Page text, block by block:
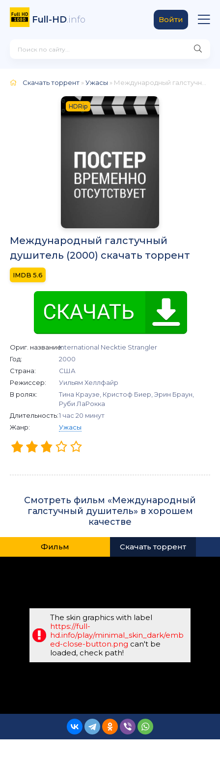
Full-HD.info Войти
Скачать торрент »Ужасы » Международный галстучный душитель
HDRip
Международный галстучный
душитель (2000) скачать торрент
5.6
Ориг. название:International Necktie Strangler
Год:
2000
Страна:
США
Режиссер:
Уильям Хеллфайр
В ролях:
Тина Краузе, Кристоф Биер, Эрин Браун,
Руби ЛаРокка
Длительность:1 час 20 минут
Жанр:
Ужасы
Смотреть фильм «Международный
галстучный душитель» в хорошем
качестве
Фильм Скачать торрент
The skin graphics with label
https://full-
hd.info/play/minimal_skin_dark/emb
ed-close-button.png can't be
loaded, check path!